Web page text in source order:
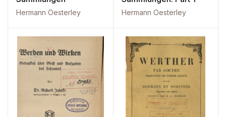
Hermann Oesterley Hermann Oesterley